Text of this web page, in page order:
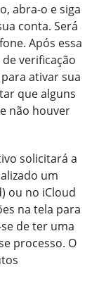
abra-o e siga
conta. Será
Após essa
verificação
ativar sua
que alguns
não houver
solicitará a
um
ou no iCloud
na tela para
de ter uma
processo. O